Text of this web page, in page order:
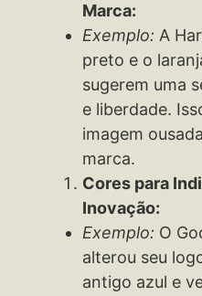
Marca:
Exemplo: A
preto e o
sugerem uma
e liberdade.
imagem
marca.
Cores para
Inovação:
Exemplo: O
alterou seu
antigo azul e